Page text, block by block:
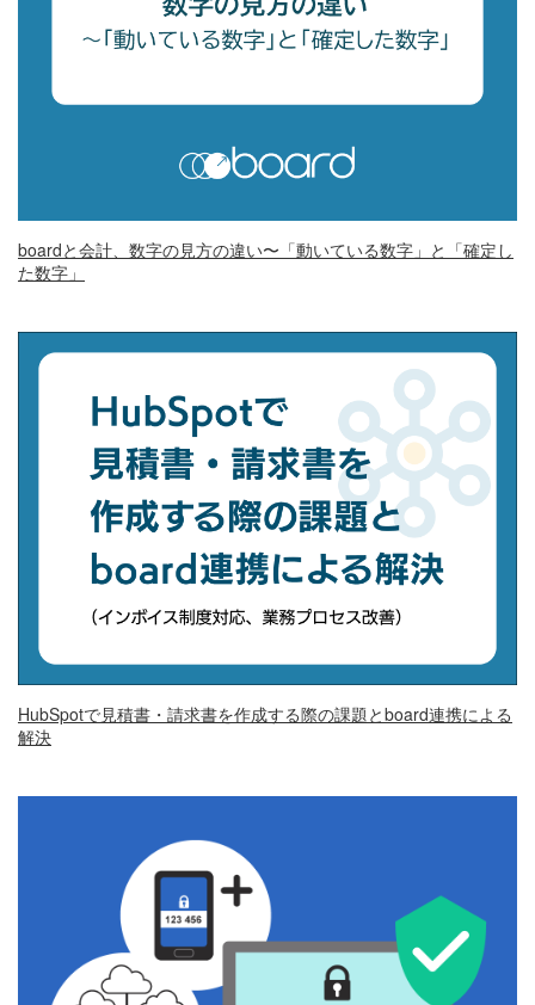
boardと会計、数字の見方の違い〜「動いている数字」と「確定し
た数字」
HubSpotで見積書・請求書を作成する際の課題とboard連携による
解決